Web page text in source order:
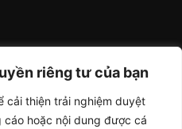
riêng tư của bạn
cải thiện trải nghiệm duyệt
hoặc nội dung được cá